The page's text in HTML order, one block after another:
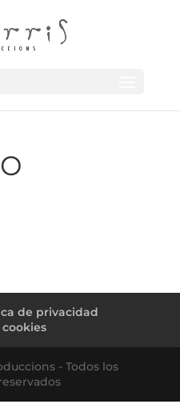
de privacidad
- Todos los